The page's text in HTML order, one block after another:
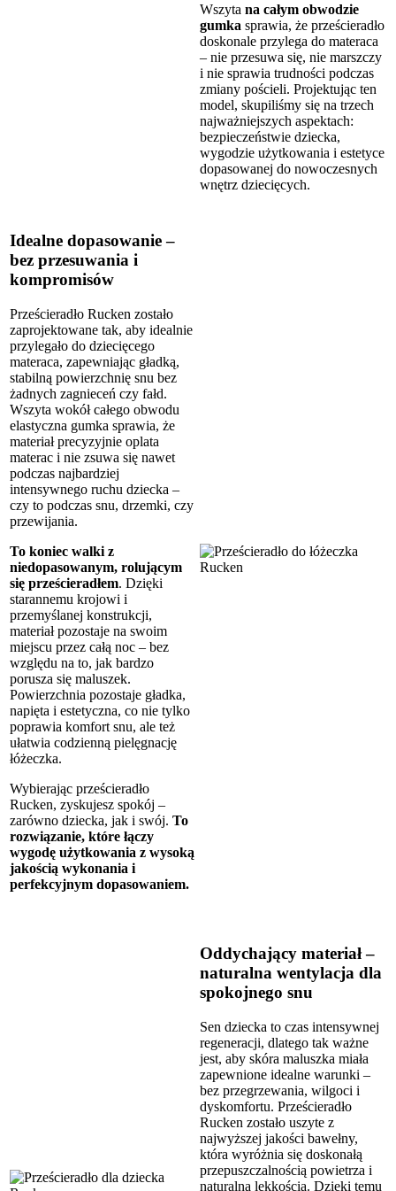
Wszyta na całym obwodzie
gumka sprawia, że prześcieradło
doskonale przylega do materaca
– nie przesuwa się, nie marszczy
i nie sprawia trudności podczas
zmiany pościeli. Projektując ten
model, skupiliśmy się na trzech
najważniejszych aspektach:
bezpieczeństwie dziecka,
wygodzie użytkowania i estetyce
dopasowanej do nowoczesnych
wnętrz dziecięcych.
Idealne dopasowanie –
bez przesuwania i
kompromisów
Prześcieradło Rucken zostało
zaprojektowane tak, aby idealnie
przylegało do dziecięcego
materaca, zapewniając gładką,
stabilną powierzchnię snu bez
żadnych zagnieceń czy fałd.
Wszyta wokół całego obwodu
elastyczna gumka sprawia, że
materiał precyzyjnie oplata
materac i nie zsuwa się nawet
podczas najbardziej
intensywnego ruchu dziecka –
czy to podczas snu, drzemki, czy
przewijania.
To koniec walki z
niedopasowanym, rolującym
się prześcieradłem. Dzięki
starannemu krojowi i
przemyślanej konstrukcji,
materiał pozostaje na swoim
miejscu przez całą noc – bez
względu na to, jak bardzo
porusza się maluszek.
Powierzchnia pozostaje gładka,
napięta i estetyczna, co nie tylko
poprawia komfort snu, ale też
ułatwia codzienną pielęgnację
łóżeczka.
Wybierając prześcieradło
Rucken, zyskujesz spokój –
zarówno dziecka, jak i swój. To
rozwiązanie, które łączy
wygodę użytkowania z wysoką
jakością wykonania i
perfekcyjnym dopasowaniem.
Oddychający materiał –
naturalna wentylacja dla
spokojnego snu
Sen dziecka to czas intensywnej
regeneracji, dlatego tak ważne
jest, aby skóra maluszka miała
zapewnione idealne warunki –
bez przegrzewania, wilgoci i
dyskomfortu. Prześcieradło
Rucken zostało uszyte z
najwyższej jakości bawełny,
która wyróżnia się doskonałą
przepuszczalnością powietrza i
naturalną lekkością. Dzięki temu